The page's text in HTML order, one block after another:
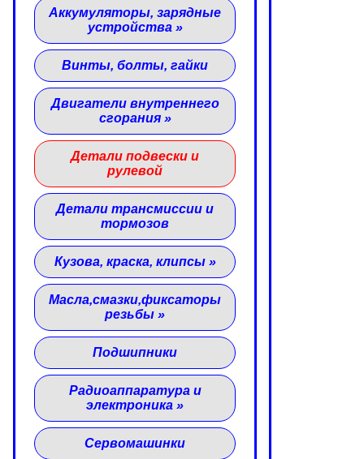
Аккумуляторы, зарядные
устройства»
Винты, болты, гайки
Двигатели внутреннего
сгорания»
Детали подвески и
рулевой
Детали трансмиссии и
тормозов
Кузова, краска, клипсы»
Масла,смазки,фиксаторы
резьбы »
Подшипники
Радиоаппаратура и
электроника »
Сервомашинки